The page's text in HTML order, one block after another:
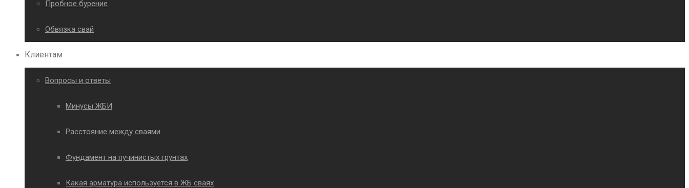
Пробное бурение
Обвязка свай
Клиентам
Вопросы и ответы
Минусы ЖБИ
Расстояние между сваями
Фундамент на пучинистых грунтах
Какая арматура используется в ЖБ сваях